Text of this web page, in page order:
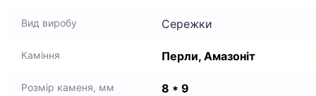
Вид виробу Сережки
Каміння Перли, Амазоніт
Розмір каменя, мм 8 * 9